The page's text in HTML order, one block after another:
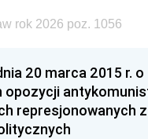
rok 2026 poz. 1056
20 marca 2015 r. o
opozycji
represjonowanych z